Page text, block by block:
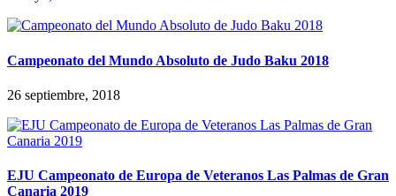
Campeonato del Mundo Absoluto de Judo Baku 2018
26 septiembre, 2018
EJU Campeonato de Europa de Veteranos Las Palmas de Gran
Canaria 2019